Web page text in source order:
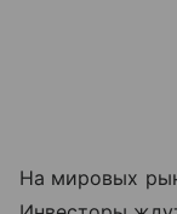
На мировых